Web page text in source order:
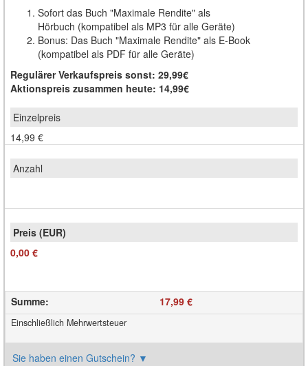
Sofort das Buch "Maximale Rendite" als
Hörbuch (kompatibel als MP3 für alle Geräte)
Bonus: Das Buch "Maximale Rendite" als E-Book
(kompatibel als PDF für alle Geräte)
Regulärer Verkaufspreis sonst: 29,99€
Aktionspreis zusammen heute: 14,99€
14,99 €
0,00 €
Summe: 17,99 €
Einschließlich Mehrwertsteuer
Sie haben einen Gutschein? ▼